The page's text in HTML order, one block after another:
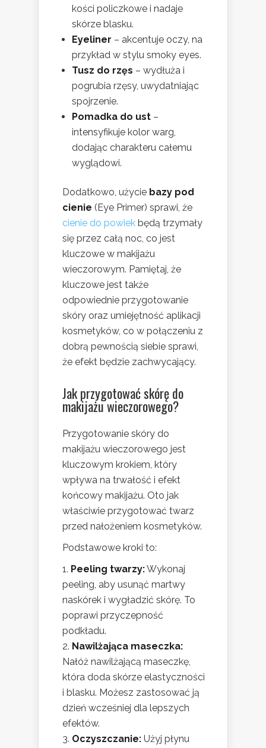
kości policzkowe i nadaje
skórze blasku.
Eyeliner – akcentuje oczy, na
przykład w stylu smoky eyes.
Tusz do rzęs – wydłuża i
pogrubia rzęsy, uwydatniając
spojrzenie.
Pomadka do ust –
intensyfikuje kolor warg,
dodając charakteru całemu
wyglądowi.
Dodatkowo, użycie bazy pod
cienie (Eye Primer) sprawi, że
cienie do powiek będą trzymały
się przez całą noc, co jest
kluczowe w makijażu
wieczorowym. Pamiętaj, że
kluczowe jest także
odpowiednie przygotowanie
skóry oraz umiejętność aplikacji
kosmetyków, co w połączeniu z
dobrą pewnością siebie sprawi,
że efekt będzie zachwycający.
Jak przygotować skórę do
makijażu wieczorowego?
Przygotowanie skóry do
makijażu wieczorowego jest
kluczowym krokiem, który
wpływa na trwałość i efekt
końcowy makijażu. Oto jak
właściwie przygotować twarz
przed nałożeniem kosmetyków.
Podstawowe kroki to:
Peeling twarzy:Wykonaj
peeling, aby usunąć martwy
naskórek i wygładzić skórę. To
poprawi przyczepność
podkładu.
Nawilżająca maseczka:
Nałóż nawilżającą maseczkę,
która doda skórze elastyczności
i blasku. Możesz zastosować ją
dzień wcześniej dla lepszych
efektów.
Oczyszczanie: Użyj płynu